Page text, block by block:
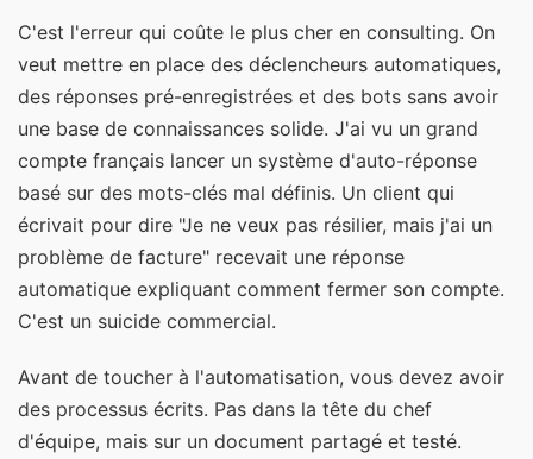
C'est l'erreur qui coûte le plus cher en consulting. On
veut mettre en place des déclencheurs automatiques,
des réponses pré-enregistrées et des bots sans avoir
une base de connaissances solide. J'ai vu un grand
compte français lancer un système d'auto-réponse
basé sur des mots-clés mal définis. Un client qui
écrivait pour dire "Je ne veux pas résilier, mais j'ai un
problème de facture" recevait une réponse
automatique expliquant comment fermer son compte.
C'est un suicide commercial.
Avant de toucher à l'automatisation, vous devez avoir
des processus écrits. Pas dans la tête du chef
d'équipe, mais sur un document partagé et testé.